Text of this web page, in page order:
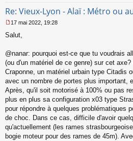
Re: Vieux-Lyon - Alaï : Métro ou
e
s
g
e
n
o
n
u
17 mai 2022, 19:28
Salut,
@nanar: pourquoi est-ce que tu voudrais
(ou d'un matériel de ce genre) sur cet
Craponne, un matériel urbain type Citadis
avec un nombre de portes plus
Après, qu'il soit motorisé à 100% ou pas
plus en plus sa configuration x03 type
pour répondre à quelques problématiques
de choc. Dans ce cas, difficile d'avoir
qu'actuellement (les rames
bogie moteur pour des rames de 45m).